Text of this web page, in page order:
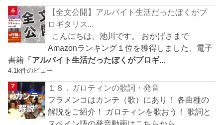
【全文公開】アルバイト生活だったぼくがプ
ロギタリス...
こんにちは、池川です。 おかげさまで
Amazonランキング１位を獲得しました、電子
書籍 「アルバイト生活だったぼくがプロギ...
4.1k件のビュー
１８．ガロティンの歌詞・発音
フラメンコはカンテ（歌）にあり！ 各曲種の
解説をご紹介！ ガロティンを歌おう！ 歌詞と